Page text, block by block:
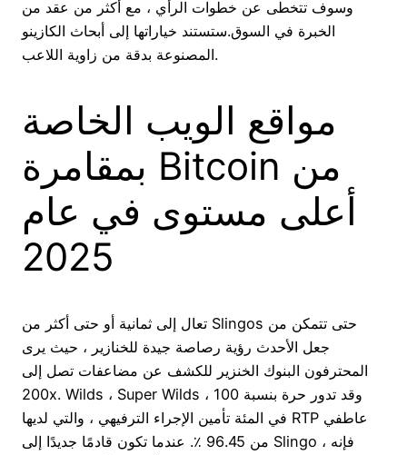
وسوف تتخطى عن خطوات الرأي ، مع أكثر من عقد من
الخبرة في السوق.ستستند خياراتها إلى أبحاث الكازينو
المصنوعة بدقة من زاوية اللاعب.
مواقع الويب الخاصة
بمقامرة Bitcoin من
أعلى مستوى في عام
2025
تعال إلى ثمانية أو حتى أكثر من Slingos حتى تتمكن من
جعل الأحدث رؤية رصاصة جيدة للخنازير ، حيث يرى
المحترفون البنوك الخنزير للكشف عن مضاعفات تصل إلى
200x. Wilds ، Super Wilds ، وقد تدور حرة بنسبة 100
في المئة تأمين الإجراء الترفيهي ، والتي لديها RTP عاطفي
من 96.45 ٪. عندما تكون قادمًا جديدًا إلى Slingo ، فإنه